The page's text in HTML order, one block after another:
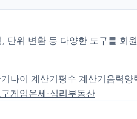
단위 변환 등 다양한 도구를 회
나이 계산기 평수 계산기 음력양
게임운세·심리 부동산